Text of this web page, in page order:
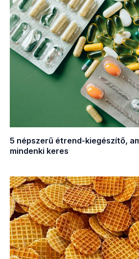
5 népszerű étrend-kiegészítő,
mindenki keres